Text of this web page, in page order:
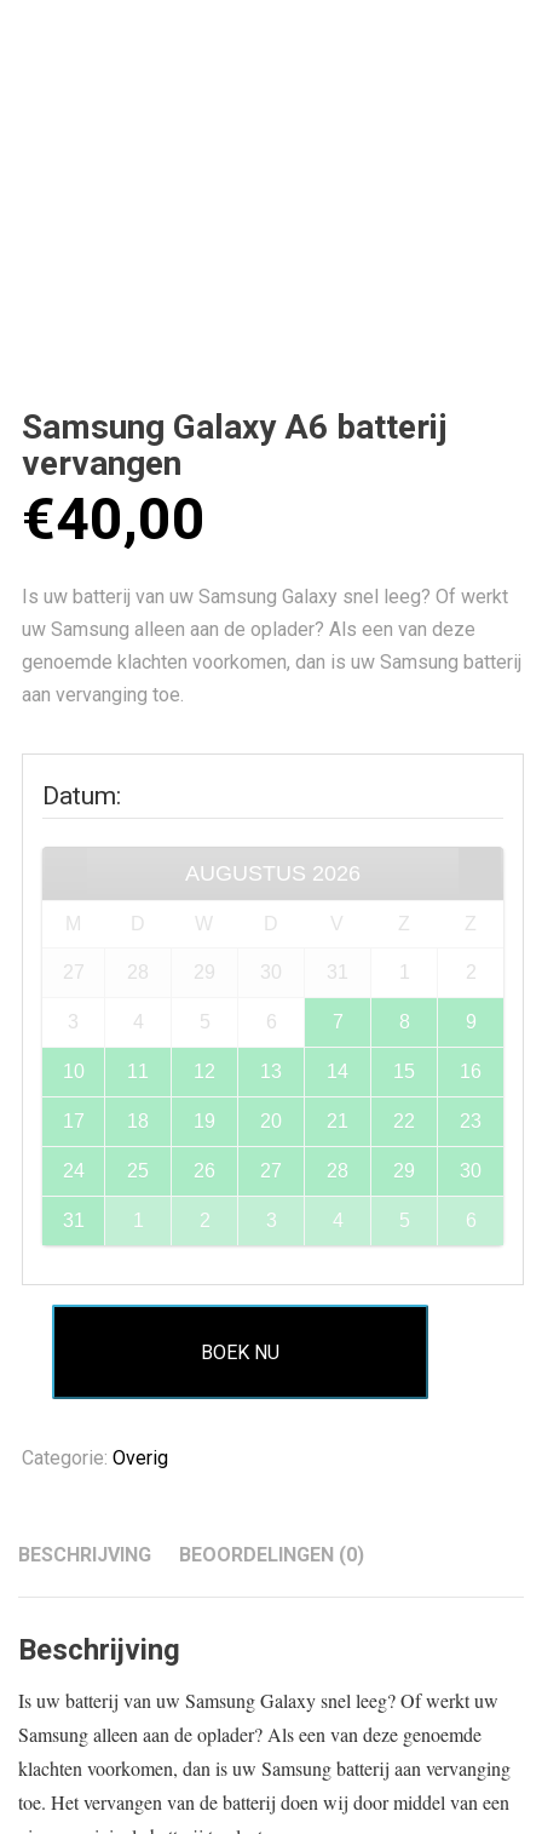
Samsung Galaxy A6 batterij
vervangen
€40,00
Is uw batterij van uw Samsung Galaxy snel leeg? Of werkt
uw Samsung alleen aan de oplader? Als een van deze
genoemde klachten voorkomen, dan is uw Samsung batterij
aan vervanging toe.
Datum:
AUGUSTUS 2026
M D W D V Z Z
27 28 29 30 31 1 2
3 4 5 6 7 8 9
10 11 12 13 14 15 16
17 18 19 20 21 22 23
24 25 26 27 28 29 30
31 1 2 3 4 5 6
BOEK NU
Categorie: Overig
BESCHRIJVING BEOORDELINGEN (0)
Beschrijving
Is uw batterij van uw Samsung Galaxy snel leeg? Of werkt uw
Samsung alleen aan de oplader? Als een van deze genoemde
klachten voorkomen, dan is uw Samsung batterij aan vervanging
toe. Het vervangen van de batterij doen wij door middel van een